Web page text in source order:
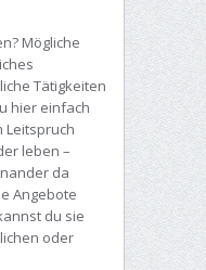
Mögliche
Tätigkeiten
hier einfach
Leitspruch
leben –
da
Angebote
du sie
oder